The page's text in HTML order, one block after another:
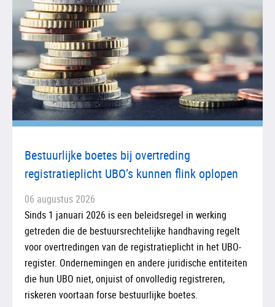
Bestuurlijke boetes bij overtreding
registratieplicht UBO’s kunnen flink oplopen
06 augustus 2026
Sinds 1 januari 2026 is een beleidsregel in werking
getreden die de bestuursrechtelijke handhaving regelt
voor overtredingen van de registratieplicht in het UBO-
register. Ondernemingen en andere juridische entiteiten
die hun UBO niet, onjuist of onvolledig registreren,
riskeren voortaan forse bestuurlijke boetes.